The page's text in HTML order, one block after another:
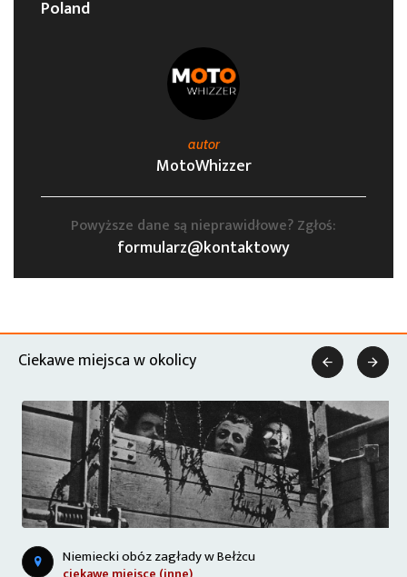
Poland
autor
MotoWhizzer
Powyższe dane są nieprawidłowe? Zgłoś:
formularz@kontaktowy
Ciekawe miejsca w okolicy
Niemiecki obóz zagłady w Bełżcu
 